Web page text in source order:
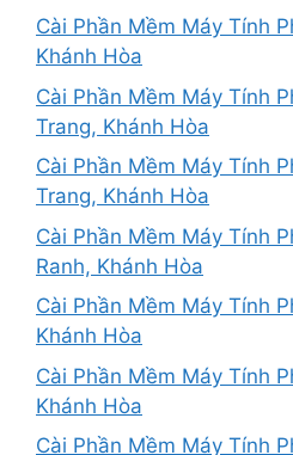
Cài Phần Mềm Máy Tính
Khánh Hòa
Cài Phần Mềm Máy Tính
Trang, Khánh Hòa
Cài Phần Mềm Máy Tính
Trang, Khánh Hòa
Cài Phần Mềm Máy Tính
Ranh, Khánh Hòa
Cài Phần Mềm Máy Tính
Khánh Hòa
Cài Phần Mềm Máy Tính
Khánh Hòa
Cài Phần Mềm Máy Tính